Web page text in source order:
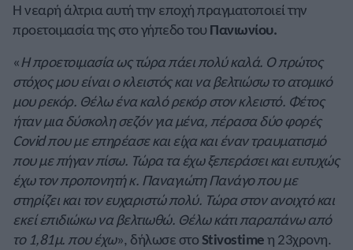
Η νεαρή άλτρια αυτή την εποχή πραγματοποιεί την
προετοιμασία της στο γήπεδο του Πανιωνίου.
«Η προετοιμασία ως τώρα πάει πολύ καλά. Ο πρώτος
στόχος μου είναι ο κλειστός και να βελτιώσω το ατομικό
μου ρεκόρ. Θέλω ένα καλό ρεκόρ στον κλειστό. Φέτος
ήταν μια δύσκολη σεζόν για μένα, πέρασα δύο φορές
Covid που με επηρέασε και είχα και έναν τραυματισμό
που με πήγαν πίσω. Τώρα τα έχω ξεπεράσει και ευτυχώς
έχω τον προπονητή κ. Παναγιώτη Πανάγο που με
στηρίζει και τον ευχαριστώ πολύ. Τώρα στον ανοιχτό και
εκεί επιδιώκω να βελτιωθώ. Θέλω κάτι παραπάνω από
το 1,81μ. που έχω», δήλωσε στοStivostimeη 23χρονη.